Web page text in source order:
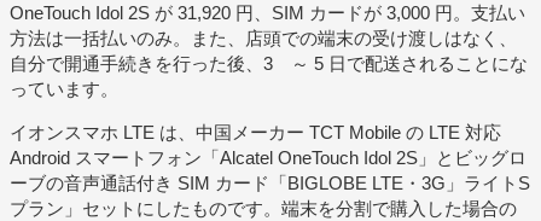
OneTouch Idol 2S が 31,920 円、SIM カードが 3,000 円。支払い
方法は一括払いのみ。また、店頭での端末の受け渡しはなく、
自分で開通手続きを行った後、3 ～ 5 日で配送されることにな
っています。
イオンスマホ LTE は、中国メーカー TCT Mobile の LTE 対応
Android スマートフォン「Alcatel OneTouch Idol 2S」とビッグロ
ーブの音声通話付き SIM カード「BIGLOBE LTE・3G」ライトS
プラン」セットにしたものです。端末を分割で購入した場合の